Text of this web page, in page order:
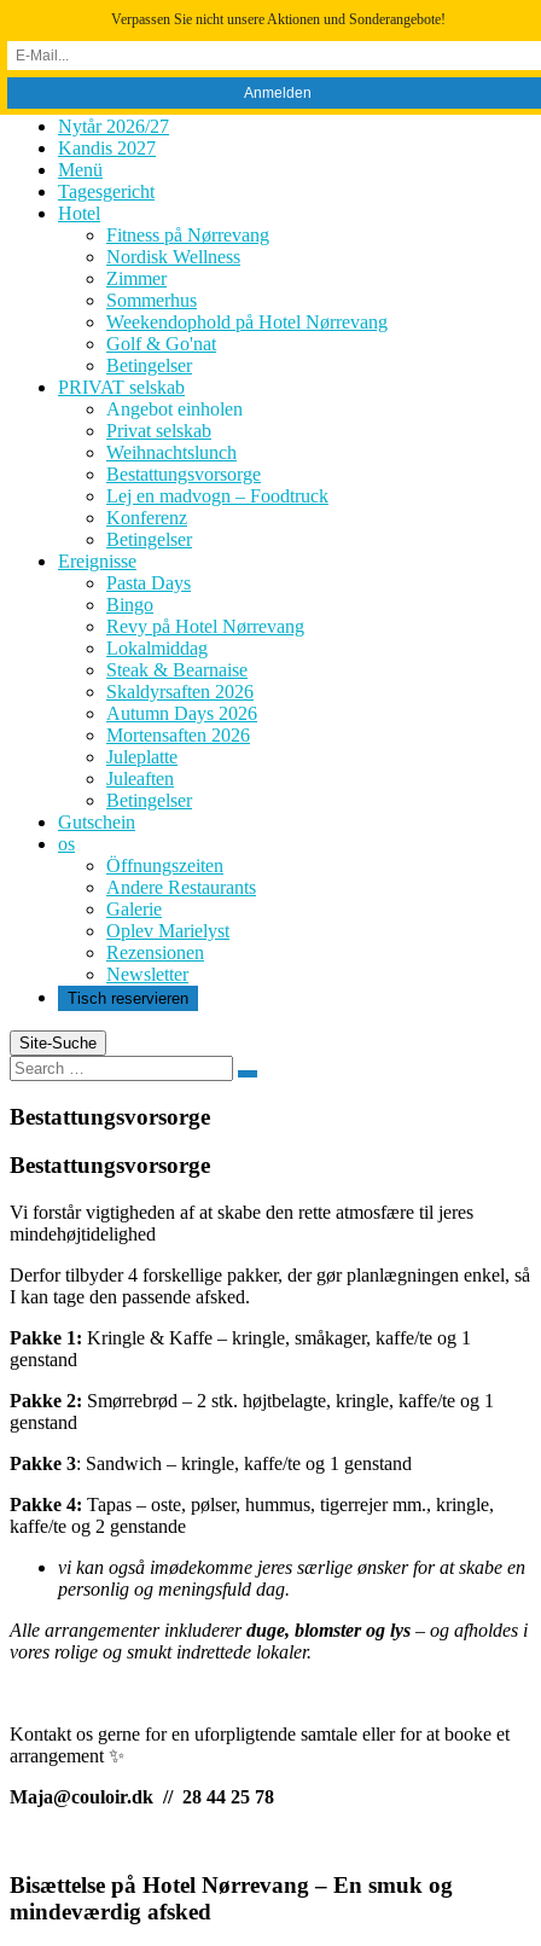
Inhalt
springen
Nytår 2026/27
Kandis 2027
Menü
Tagesgericht
Hotel
Fitness på Nørrevang
Nordisk Wellness
Zimmer
Sommerhus
Weekendophold på Hotel Nørrevang
Golf & Go'nat
Betingelser
PRIVAT selskab
Angebot einholen
Privat selskab
Weihnachtslunch
Bestattungsvorsorge
Lej en madvogn – Foodtruck
Konferenz
Betingelser
Ereignisse
Pasta Days
Bingo
Revy på Hotel Nørrevang
Lokalmiddag
Steak & Bearnaise
Skaldyrsaften 2026
Autumn Days 2026
Mortensaften 2026
Juleplatte
Juleaften
Betingelser
Gutschein
os
Öffnungszeiten
Andere Restaurants
Galerie
Oplev Marielyst
Rezensionen
Newsletter
Tisch reservieren
Site-Suche
Suchen
Bestattungsvorsorge
Bestattungsvorsorge
Vi forstår vigtigheden af at skabe den rette atmosfære til jeres
mindehøjtidelighed
Derfor tilbyder 4 forskellige pakker, der gør planlægningen enkel, så
I kan tage den passende afsked.
Pakke 1: Kringle & Kaffe – kringle, småkager, kaffe/te og 1
genstand
Pakke 2: Smørrebrød – 2 stk. højtbelagte, kringle, kaffe/te og 1
genstand
Pakke 3: Sandwich – kringle, kaffe/te og 1 genstand
Pakke 4: Tapas – oste, pølser, hummus, tigerrejer mm., kringle,
kaffe/te og 2 genstande
vi kan også imødekomme jeres særlige ønsker for at skabe en
personlig og meningsfuld dag.
Alle arrangementer inkludererduge, blomster og lys – og afholdes i
vores rolige og smukt indrettede lokaler.
Kontakt os gerne for en uforpligtende samtale eller for at booke et
arrangement ✨
Maja@couloir.dk // 28 44 25 78
Bisættelse på Hotel Nørrevang – En smuk og
mindeværdig afsked
Verpassen Sie nicht unsere Aktionen und Sonderangebote!